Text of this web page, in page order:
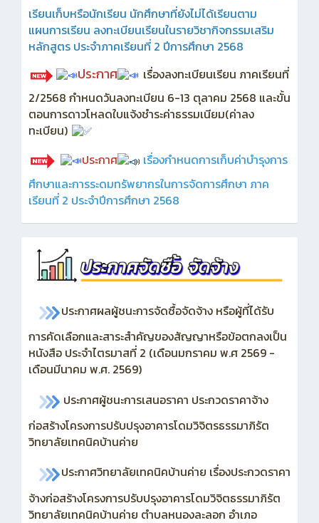
เรียนเก็บหรือนักเรียน นักศึกษาที่ยังไม่ได้เรียนตาม
แผนการเรียน ลงทะเบียนเรียนในรายวิชากิจกรรมเสริม
หลักสูตร ประจำภาคเรียนที่ 2 ปีการศึกษา 2568
ประกาศ
เรื่องลงทะเบียนเรียน ภาคเรียนที่
2/2568 กำหนดวันลงทะเบียน 6-13 ตุลาคม 2568 และขั้น
ตอนการดาวโหลดใบแจ้งชำระค่าธรรมเนียม(ค่าลง
ทะเบียน)
ประกาศ
เรื่องกำหนดการเก็บค่าบำรุงการ
ศึกษาและการระดมทรัพยากรในการจัดการศึกษา ภาค
เรียนที่ 2 ประจำปีการศึกษา 2568
ประกาศผลผู้ชนะการจัดซื้อจัดจ้าง หรือผู้ที่ได้รับ
การคัดเลือกและสาระสำคัญของสัญญาหรือข้อตกลงเป็น
หนังสือ ประจำไตรมาสที่ 2 (เดือนมกราคม พ.ศ 2569 -
เดือนมีนาคม พ.ศ. 2569)
ประกาศผู้ชนะการเสนอราคา ประกวดราคาจ้าง
ก่อสร้างโครงการปรับปรุงอาคารโดมวิจิตรธรรมาภิรัต
วิทยาลัยเทคนิคบ้านค่าย
ประกาศวิทยาลัยเทคนิคบ้านค่าย เรื่องประกวดราคา
จ้างก่อสร้างโครงการปรับปรุงอาคารโดมวิจิตธรรมาภิรัต
วิทยาลัยเทคนิคบ้านค่าย ตำบลหนองละลอก อำเภอ